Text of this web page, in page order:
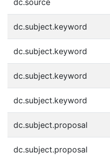
dc.subject.keyword
dc.subject.keyword
dc.subject.keyword
dc.subject.keyword
dc.subject.proposal
dc.subject.proposal